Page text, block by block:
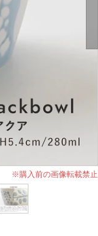
※購入前の画像転載禁止